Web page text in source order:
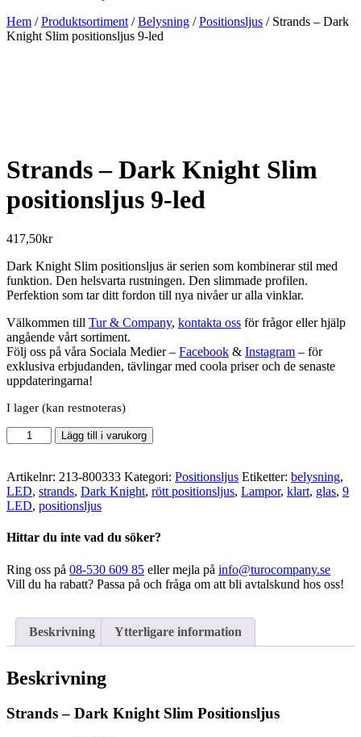
Hem /Produktsortiment /Belysning /Positionsljus / Strands – Dark
Knight Slim positionsljus 9-led
Strands – Dark Knight Slim
positionsljus 9-led
417,50kr
Dark Knight Slim positionsljus är serien som kombinerar stil med
funktion. Den helsvarta rustningen. Den slimmade profilen.
Perfektion som tar ditt fordon till nya nivåer ur alla vinklar.
Välkommen till Tur & Company, kontakta oss för frågor eller hjälp
angående vårt sortiment.
Följ oss på våra Sociala Medier – Facebook & Instagram – för
exklusiva erbjudanden, tävlingar med coola priser och de senaste
uppdateringarna!
I lager (kan restnoteras)
Strands
-
Knight
Slim
positionsljus
led
Lägg till i varukorg
Artikelnr: 213-800333 Kategori: Positionsljus Etiketter: belysning,
LED, strands, Dark Knight, rött positionsljus, Lampor, klart, glas, 9
LED, positionsljus
Hittar du inte vad du söker?
Ring oss på 08-530 609 85 eller mejla på info@turocompany.se
Vill du ha rabatt? Passa på och fråga om att bli avtalskund hos oss!
Beskrivning Ytterligare information
Beskrivning
Strands – Dark Knight Slim Positionsljus